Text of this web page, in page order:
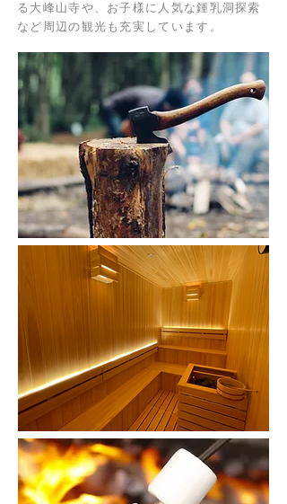
る大峰山寺や、お子様に人気な鍾乳洞探索
など周辺の観光も充実しています。